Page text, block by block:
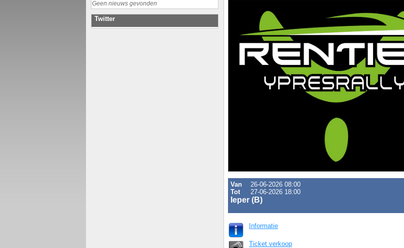
Geen nieuws gevonden
Twitter
Van
26-06-2026 08:00
Tot
27-06-2026 18:00
Ieper (B)
Informatie
Ticket verkoop